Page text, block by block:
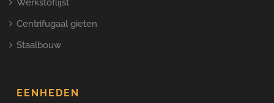
EENHEDEN
Werkstoflijst
Centrifugaal gieten
Staalbouw